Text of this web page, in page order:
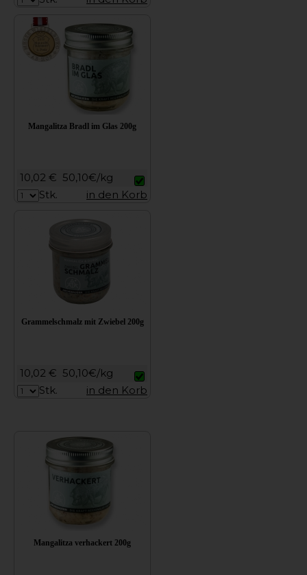
Mangalitza Bradl im Glas 200g
10,02 € 50,10€/kg
Stk.
in den Korb
Grammelschmalz mit Zwiebel 200g
10,02 € 50,10€/kg
Stk.
in den Korb
Mangalitza verhackert 200g